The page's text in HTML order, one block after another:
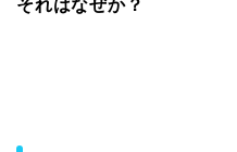
それはなぜか？